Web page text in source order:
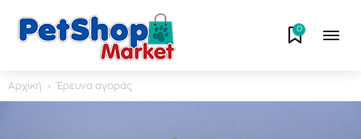
0
Αρχική Έρευνα αγοράς